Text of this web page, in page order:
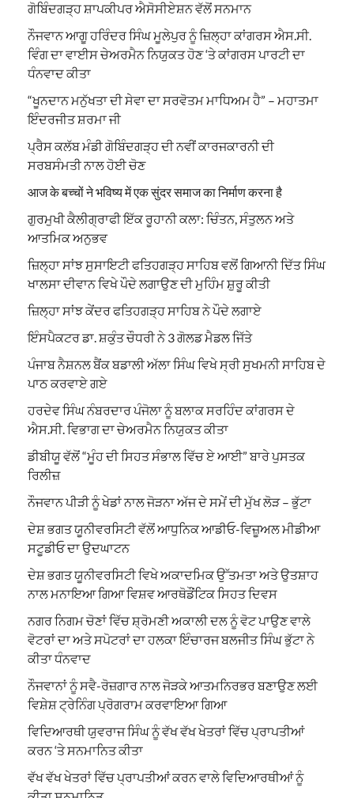
ਗੋਬਿੰਦਗੜ੍ਹ ਸ਼ਾਪਕੀਪਰ ਐਸੋਸੀਏਸ਼ਨ ਵੱਲੋਂ ਸਨਮਾਨ
ਨੌਜਵਾਨ ਆਗੂ ਹਰਿੰਦਰ ਸਿੰਘ ਮੂਲੇਪੁਰ ਨੂੰ ਜ਼ਿਲ੍ਹਾ ਕਾਂਗਰਸ ਐਸ.ਸੀ.
ਵਿੰਗ ਦਾ ਵਾਈਸ ਚੇਅਰਮੈਨ ਨਿਯੁਕਤ ਹੋਣ ‘ਤੇ ਕਾਂਗਰਸ ਪਾਰਟੀ ਦਾ
ਧੰਨਵਾਦ ਕੀਤਾ
“ਖੂਨਦਾਨ ਮਨੁੱਖਤਾ ਦੀ ਸੇਵਾ ਦਾ ਸਰਵੋਤਮ ਮਾਧਿਅਮ ਹੈ” – ਮਹਾਤਮਾ
ਇੰਦਰਜੀਤ ਸ਼ਰਮਾ ਜੀ
ਪ੍ਰੈਸ ਕਲੱਬ ਮੰਡੀ ਗੋਬਿੰਦਗੜ੍ਹ ਦੀ ਨਵੀਂ ਕਾਰਜਕਾਰਨੀ ਦੀ
ਸਰਬਸੰਮਤੀ ਨਾਲ ਹੋਈ ਚੋਣ
आज के बच्चों ने भविष्य में एक सुंदर समाज का निर्माण करना है
ਗੁਰਮੁਖੀ ਕੈਲੀਗ੍ਰਾਫੀ ਇੱਕ ਰੂਹਾਨੀ ਕਲਾ: ਚਿੰਤਨ, ਸੰਤੁਲਨ ਅਤੇ
ਆਤਮਿਕ ਅਨੁਭਵ
ਜ਼ਿਲ੍ਹਾ ਸਾਂਝ ਸੁਸਾਇਟੀ ਫਤਿਹਗੜ੍ਹ ਸਾਹਿਬ ਵਲੋਂ ਗਿਆਨੀ ਦਿੱਤ ਸਿੰਘ
ਖਾਲਸਾ ਦੀਵਾਨ ਵਿਖੇ ਪੌਦੇ ਲਗਾਉਣ ਦੀ ਮੁਹਿੰਮ ਸ਼ੁਰੂ ਕੀਤੀ
ਜ਼ਿਲ੍ਹਾ ਸਾਂਝ ਕੇਂਦਰ ਫਤਿਹਗੜ੍ਹ ਸਾਹਿਬ ਨੇ ਪੌਦੇ ਲਗਾਏ
ਇੰਸਪੈਕਟਰ ਡਾ. ਸ਼ਕੁੰਤ ਚੌਧਰੀ ਨੇ 3 ਗੋਲਡ ਮੈਡਲ ਜਿੱਤੇ
ਪੰਜਾਬ ਨੈਸ਼ਨਲ ਬੈਂਕ ਬਡਾਲੀ ਅੱਲਾ ਸਿੰਘ ਵਿਖੇ ਸ੍ਰੀ ਸੁਖਮਨੀ ਸਾਹਿਬ ਦੇ
ਪਾਠ ਕਰਵਾਏ ਗਏ
ਹਰਦੇਵ ਸਿੰਘ ਨੰਬਰਦਾਰ ਪੰਜੋਲਾ ਨੂੰ ਬਲਾਕ ਸਰਹਿੰਦ ਕਾਂਗਰਸ ਦੇ
ਐਸ.ਸੀ. ਵਿਭਾਗ ਦਾ ਚੇਅਰਮੈਨ ਨਿਯੁਕਤ ਕੀਤਾ
ਡੀਬੀਯੂ ਵੱਲੋਂ “ਮੂੰਹ ਦੀ ਸਿਹਤ ਸੰਭਾਲ ਵਿੱਚ ਏ ਆਈ” ਬਾਰੇ ਪੁਸਤਕ
ਰਿਲੀਜ਼
ਨੌਜਵਾਨ ਪੀੜੀ ਨੂੰ ਖੇਡਾਂ ਨਾਲ ਜੋੜਨਾ ਅੱਜ ਦੇ ਸਮੇਂ ਦੀ ਮੁੱਖ ਲੋੜ – ਭੁੱਟਾ
ਦੇਸ਼ ਭਗਤ ਯੂਨੀਵਰਸਿਟੀ ਵੱਲੋਂ ਆਧੁਨਿਕ ਆਡੀਓ-ਵਿਜ਼ੂਅਲ ਮੀਡੀਆ
ਸਟੂਡੀਓ ਦਾ ਉਦਘਾਟਨ
ਦੇਸ਼ ਭਗਤ ਯੂਨੀਵਰਸਿਟੀ ਵਿਖੇ ਅਕਾਦਮਿਕ ਉੱਤਮਤਾ ਅਤੇ ਉਤਸ਼ਾਹ
ਨਾਲ ਮਨਾਇਆ ਗਿਆ ਵਿਸ਼ਵ ਆਰਥੋਡੌਂਟਿਕ ਸਿਹਤ ਦਿਵਸ
ਨਗਰ ਨਿਗਮ ਚੋਣਾਂ ਵਿੱਚ ਸ਼੍ਰੋਮਣੀ ਅਕਾਲੀ ਦਲ ਨੂੰ ਵੋਟ ਪਾਉਣ ਵਾਲੇ
ਵੋਟਰਾਂ ਦਾ ਅਤੇ ਸਪੋਟਰਾਂ ਦਾ ਹਲਕਾ ਇੰਚਾਰਜ ਬਲਜੀਤ ਸਿੰਘ ਭੁੱਟਾ ਨੇ
ਕੀਤਾ ਧੰਨਵਾਦ
ਨੌਜਵਾਨਾਂ ਨੂੰ ਸਵੈ-ਰੋਜ਼ਗਾਰ ਨਾਲ ਜੋੜਕੇ ਆਤਮਨਿਰਭਰ ਬਣਾਉਣ ਲਈ
ਵਿਸ਼ੇਸ਼ ਟ੍ਰੇਨਿੰਗ ਪ੍ਰੋਗਰਾਮ ਕਰਵਾਇਆ ਗਿਆ
ਵਿਦਿਆਰਥੀ ਯੁਵਰਾਜ ਸਿੰਘ ਨੂੰ ਵੱਖ ਵੱਖ ਖੇਤਰਾਂ ਵਿੱਚ ਪ੍ਰਾਪਤੀਆਂ
ਕਰਨ ‘ਤੇ ਸਨਮਾਨਿਤ ਕੀਤਾ
ਵੱਖ ਵੱਖ ਖੇਤਰਾਂ ਵਿੱਚ ਪ੍ਰਾਪਤੀਆਂ ਕਰਨ ਵਾਲੇ ਵਿਦਿਆਰਥੀਆਂ ਨੂੰ